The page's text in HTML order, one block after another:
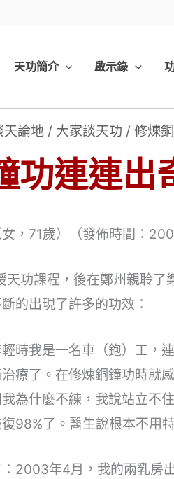
天功簡介 啟示錄
天論地 / 大家談天功 / 修煉
功連連出
女，71歲）（發佈時間：
天功課程，後在鄭州親聆
的出現了許多的功效：
時我是一名車（鉋）工，
療了。在修煉銅鐘功時就
為什麼不練，我說站立不
98%了。醫生說根本不用
2003年4月，我的兩乳房